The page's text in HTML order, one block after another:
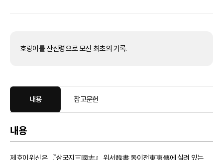
호랑이를 산신령으로 모신 최초의 기록.
내용 참고문헌
내용
제호이위신은 『삼국지三國志』 위서魏書 동이전東夷傳에 실려 있는